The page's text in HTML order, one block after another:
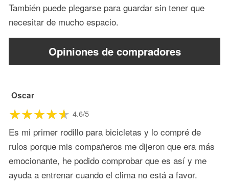
También puede plegarse para guardar sin tener que
necesitar de mucho espacio.
Opiniones de compradores
Oscar
4.6/5
Es mi primer rodillo para bicicletas y lo compré de
rulos porque mis compañeros me dijeron que era más
emocionante, he podido comprobar que es así y me
ayuda a entrenar cuando el clima no está a favor.